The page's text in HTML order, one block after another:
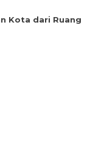
Kota dari Ruang